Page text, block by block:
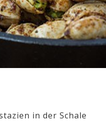
in der Schale